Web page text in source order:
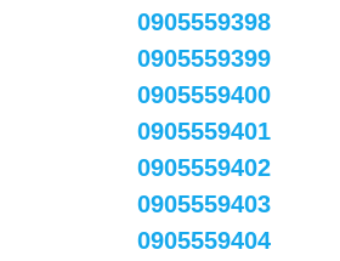
0905559398
0905559399
0905559400
0905559401
0905559402
0905559403
0905559404